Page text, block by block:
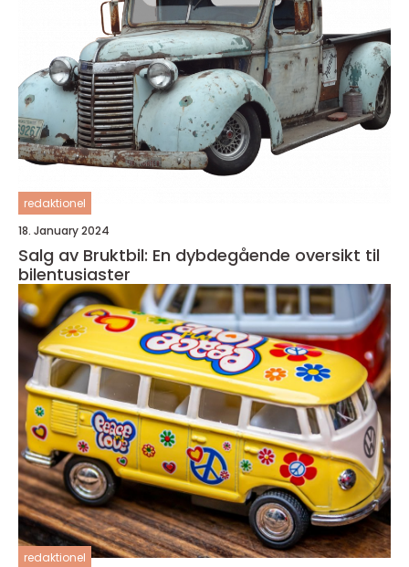
redaktionel
18. January 2024
Salg av Bruktbil: En dybdegående oversikt til
bilentusiaster
redaktionel